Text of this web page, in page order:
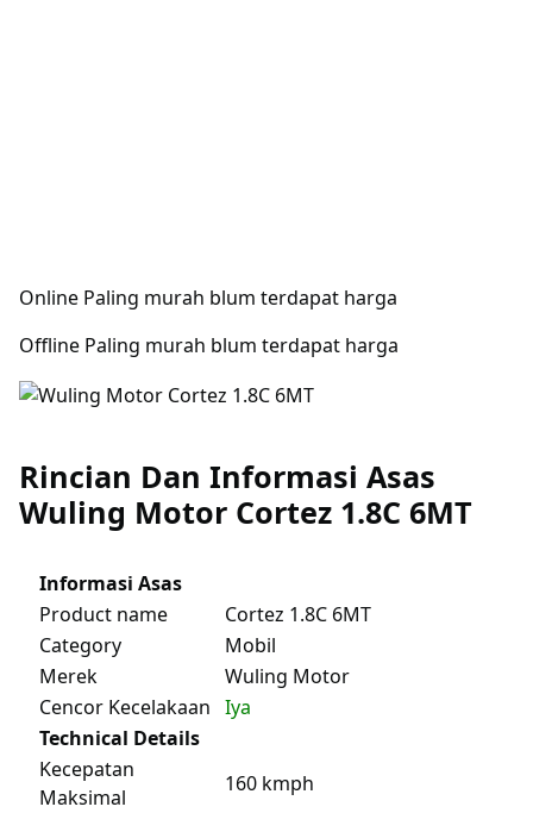
Online Paling murah blum terdapat harga
Offline Paling murah blum terdapat harga
Rincian Dan Informasi Asas
Wuling Motor Cortez 1.8C 6MT
Informasi Asas
Product name
Cortez 1.8C 6MT
Category
Mobil
Merek
Wuling Motor
Cencor Kecelakaan Iya
Technical Details
Kecepatan
Maksimal
160 kmph